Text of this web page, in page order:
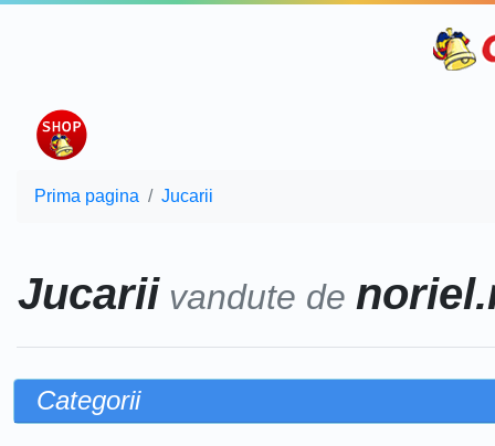
Prima pagina Jucarii
Jucariivandute de
Categorii